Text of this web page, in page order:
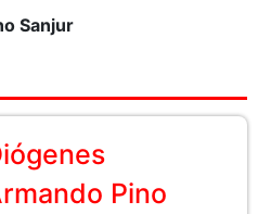
Sanjur
Pino